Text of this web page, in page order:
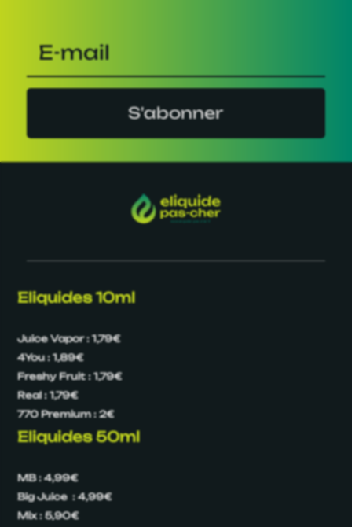
S'abonner
Eliquides 10ml
Juice Vapor : 1,79€
4You : 1,89€
Freshy Fruit : 1,79€
Real : 1,79€
770 Premium : 2€
Eliquides 50ml
MB : 4,99€
Big Juice : 4,99€
Mix : 5,90€